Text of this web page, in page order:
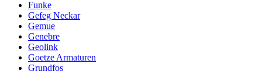
Funke
Gefeg Neckar
Gemue
Genebre
Geolink
Goetze Armaturen
Grundfos